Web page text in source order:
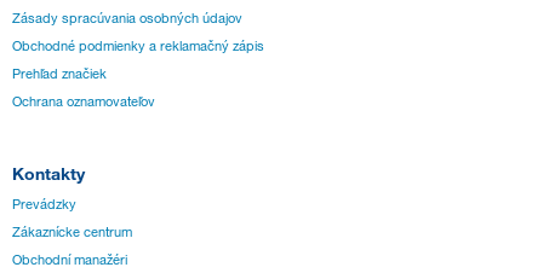
Zásady spracúvania osobných údajov
Obchodné podmienky a reklamačný zápis
Prehľad značiek
Ochrana oznamovateľov
Kontakty
Prevádzky
Zákaznícke centrum
Obchodní manažéri